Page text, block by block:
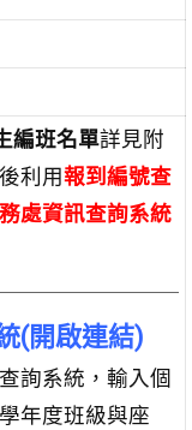
編班名單詳見附
利用報到編號查
處資訊查詢系統
(開啟連結)
詢系統，輸入個
年度班級與座